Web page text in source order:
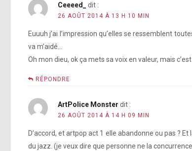
Ceeeed_ dit :
26 AOÛT 2014 À 13 H 10 MIN
Euuuh j’ai l’impression qu’elles se ressemblent
va m’aidé…
Oh mon dieu, ok ça mets sa voix en valeur, mais
RÉPONDRE
ArtPolice Monster dit :
26 AOÛT 2014 À 14 H 09 MIN
D’accord, et artpop act 1 elle abandonne ou pas ?
du jazz. (je veux dire que personne ne la